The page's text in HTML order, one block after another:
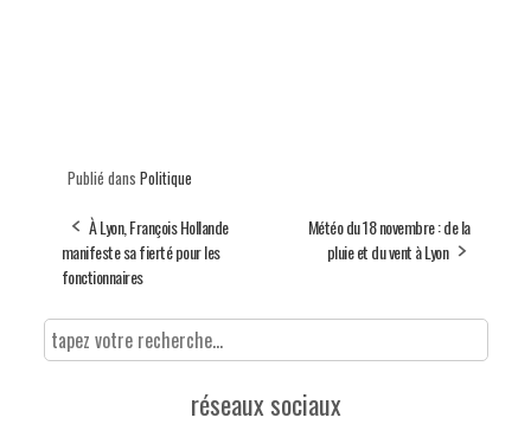
Publié dans Politique
À Lyon, François Hollande
manifeste sa fierté pour les
fonctionnaires
Météo du 18 novembre : de la
pluie et du vent à Lyon
réseaux sociaux